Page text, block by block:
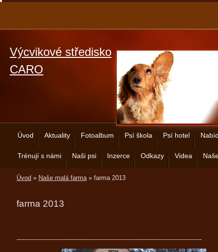
Výcvikové středisko
CARO
Úvod Aktuality Fotoalbum Psí škola Psí hotel
Trénují s námi Naši psi Inzerce Odkazy Videa
Úvod » Naše malá farma» farma 2013
farma 2013
-----------------------------------------------------------------------------------------------